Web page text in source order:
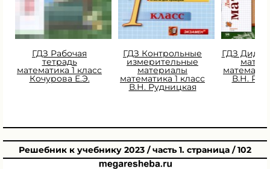
ГДЗ Рабочая
тетрадь
математика 1 класс
Кочурова Е.Э.
ГДЗ Контрольные
измерительные
материалы
математика 1 класс
В.Н. Рудницкая
ГДЗ
В.Н.
Решебник к учебнику 2023 / часть 1. страница / 102